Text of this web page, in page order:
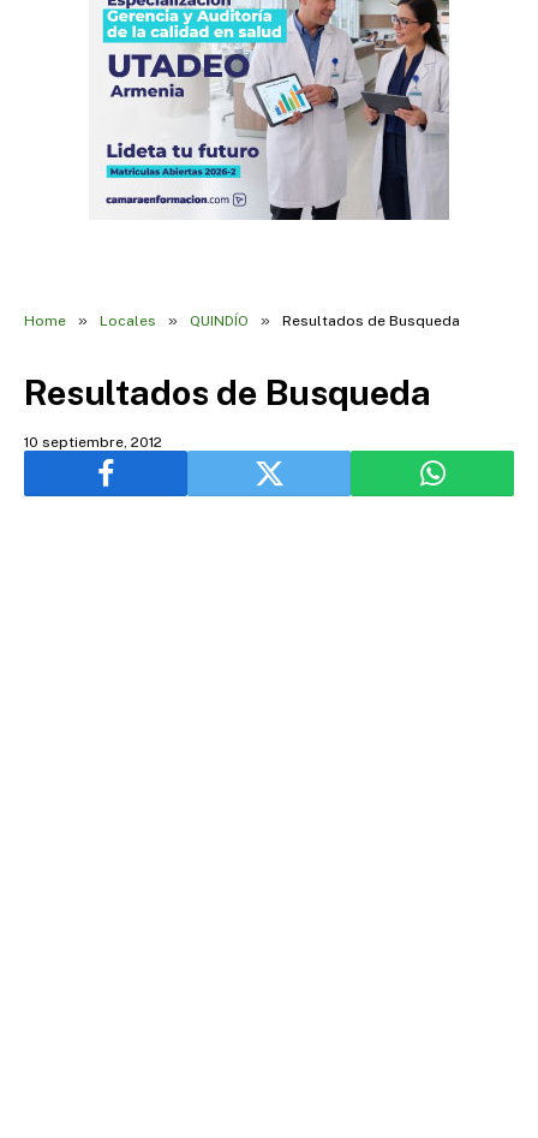
Home » Locales » QUINDÍO » Resultados de Busqueda
Resultados de Busqueda
10 septiembre, 2012